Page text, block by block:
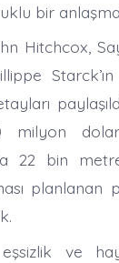
bir
Hitchcox,
Starck’ın
dolar
22 bin
ve